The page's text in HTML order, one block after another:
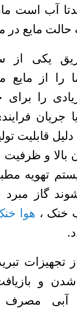
آب است
حالت مایع در
یکی از
را از مایع
را
جریان
قابلیت
بالا و ظرفیت
تهویه
گاز مبرد
، هوا
تجهیزات
و
آبی